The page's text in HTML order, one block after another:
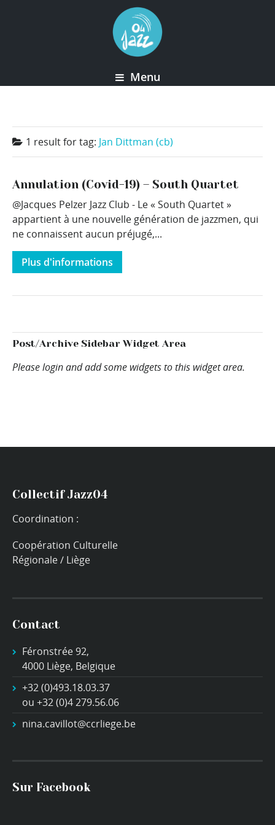
Menu
1 result fortag: Jan Dittman (cb)
Annulation (Covid-19) – South Quartet
@Jacques Pelzer Jazz Club - Le « South Quartet »
appartient à une nouvelle génération de jazzmen, qui
ne connaissent aucun préjugé,...
Plus d'informations
Post/Archive Sidebar Widget Area
Please login and add some widgets to this widget area.
Collectif Jazz04
Coordination :
Coopération Culturelle
Régionale / Liège
Contact
Féronstrée 92,
4000 Liège, Belgique
+32 (0)493.18.03.37
ou +32 (0)4 279.56.06
nina.cavillot@ccrliege.be
Sur Facebook